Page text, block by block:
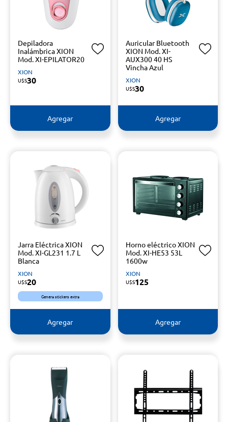
Depiladora
Inalámbrica XION
Mod. XI-EPILATOR20
XION
U$S30
Agregar
Auricular Bluetooth
XION Mod. XI-
AUX300 40 HS
Vincha Azul
XION
U$S30
Agregar
Jarra Eléctrica XION
Mod. XI-GL231 1.7 L
Blanca
XION
U$S20
Genera stickers extra
Agregar
Horno eléctrico XION
Mod. XI-HE53 53L
1600w
XION
U$S125
Agregar